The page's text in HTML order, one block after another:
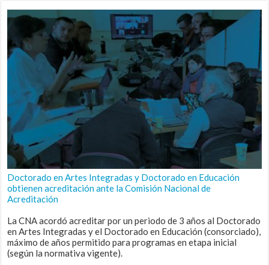
Doctorado en Artes Integradas y Doctorado en Educación
obtienen acreditación ante la Comisión Nacional de
Acreditación
La CNA acordó acreditar por un periodo de 3 años al Doctorado
en Artes Integradas y el Doctorado en Educación (consorciado),
máximo de años permitido para programas en etapa inicial
(según la normativa vigente).